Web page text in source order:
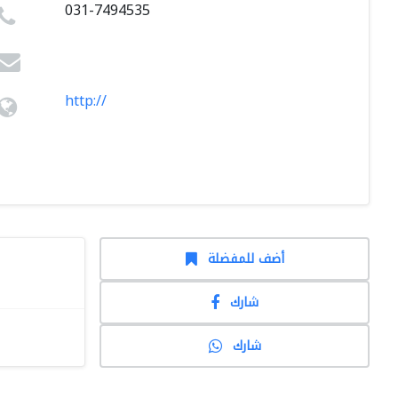
031-7494535
http://
أضف للمفضلة
شارك
شارك